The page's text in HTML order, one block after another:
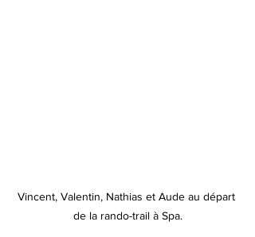
Vincent, Valentin, Nathias et Aude au départ
de la rando-trail à Spa.